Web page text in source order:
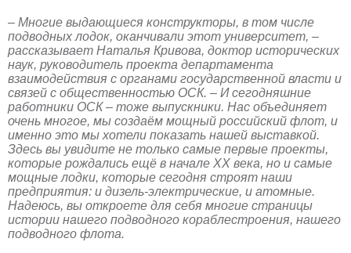
– Многие выдающиеся конструкторы, в том числе
подводных лодок, оканчивали этот университет, –
рассказывает Наталья Кривова, доктор исторических
наук, руководитель проекта департамента
взаимодействия с органами государственной власти и
связей с общественностью ОСК. – И сегодняшние
работники ОСК – тоже выпускники. Нас объединяет
очень многое, мы создаём мощный российский флот, и
именно это мы хотели показать нашей выставкой.
Здесь вы увидите не только самые первые проекты,
которые рождались ещё в начале ХХ века, но и самые
мощные лодки, которые сегодня строят наши
предприятия: и дизель-электрические, и атомные.
Надеюсь, вы откроете для себя многие страницы
истории нашего подводного кораблестроения, нашего
подводного флота.